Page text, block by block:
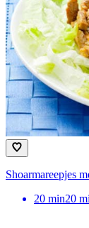
Shoarmareepjes
20 min20